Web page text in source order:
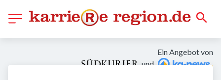
Ein Angebot von
und